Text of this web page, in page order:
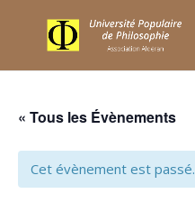
« Tous les Évènements
Cet évènement est passé.